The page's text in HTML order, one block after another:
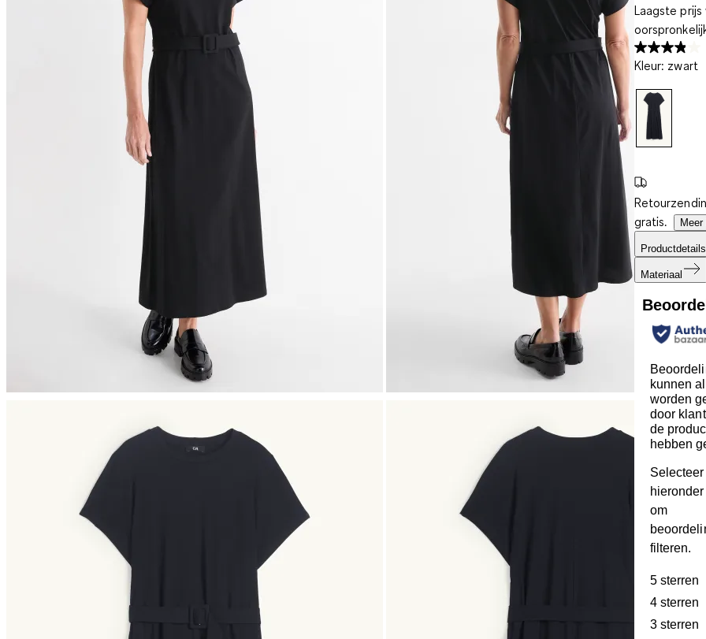
Laagste
Kleur: zwart
gratis.
Productdetails
Materiaal
kunnen
worden
door
de
hebben
Selecteer
om
filteren.
5 sterren
4 sterren
3 sterren